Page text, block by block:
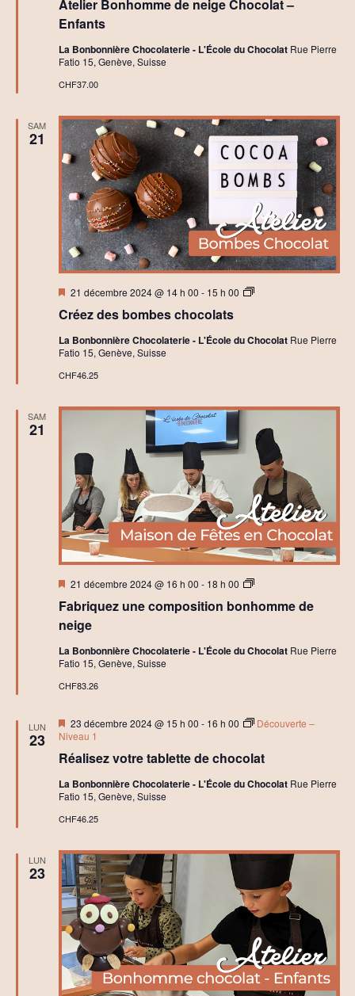
Atelier Bonhomme de neige Chocolat –
Enfants
avant
e
e
r
c
o
l
a
t
C
é
a
t
i
f
La Bonbonnière Chocolaterie - L'École du Chocolat Rue Pierre
Fatio 15, Genève, Suisse
CHF37.00
SAM
21
Créez des bombes chocolats
Mis
avant
21 décembre 2024 @ 14 h 00 - 15 h 00
A
i
a
e
C
o
c
o
l
a
t
La Bonbonnière Chocolaterie - L'École du Chocolat Rue Pierre
Fatio 15, Genève, Suisse
CHF46.25
SAM
21
Fabriquez une composition bonhomme de
neige
Mis
avant
21 décembre 2024 @ 16 h 00 - 18 h 00
A
e
e
r
t
t
o
C
h
c
o
l
a
t
e
r
i
e
La Bonbonnière Chocolaterie - L'École du Chocolat Rue Pierre
Fatio 15, Genève, Suisse
CHF83.26
LUN
23
Réalisez votre tablette de chocolat
Mis
en
23 décembre 2024 @ 15 h 00 - 16 h 00
Découverte –
Niveau 1
La Bonbonnière Chocolaterie - L'École du Chocolat Rue Pierre
Fatio 15, Genève, Suisse
CHF46.25
LUN
23